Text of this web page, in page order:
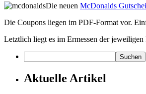
Die neuen McDonalds
Die Coupons liegen im PDF-Format vor.
Letztlich liegt es im Ermessen der
Aktuelle Artikel